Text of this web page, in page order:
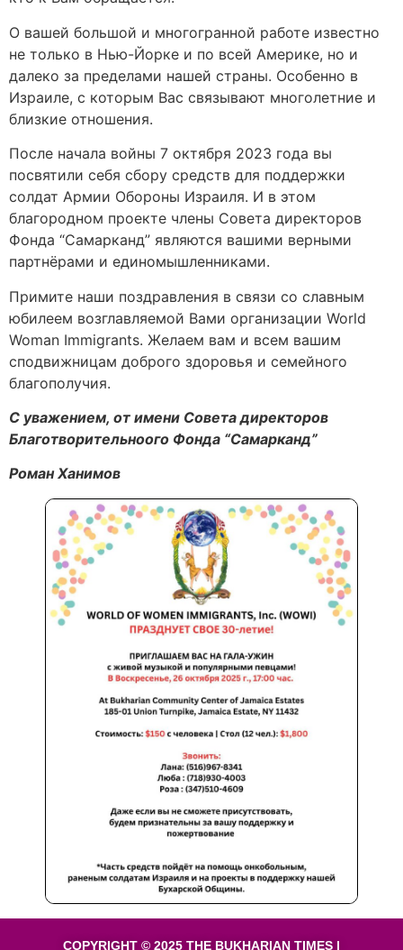
О вашей большой и многогранной работе известно
не только в Нью-Йорке и по всей Америке, но и
далеко за пределами нашей страны. Особенно в
Израиле, с которым Вас связывают многолетние и
близкие отношения.
После начала войны 7 октября 2023 года вы
посвятили себя сбору средств для поддержки
солдат Армии Обороны Израиля. И в этом
благородном проекте члены Совета директоров
Фонда “Самарканд” являются вашими верными
партнёрами и единомышленниками.
Примите наши поздравления в связи со славным
юбилеем возглавляемой Вами организации World
Woman Immigrants. Желаем вам и всем вашим
сподвижницам доброго здоровья и семейного
благополучия.
С уважением, от имени Совета директоров
Благотворительноого Фонда “Самарканд”
Роман Ханимов
COPYRIGHT © 2025 THE BUKHARIAN TIMES |